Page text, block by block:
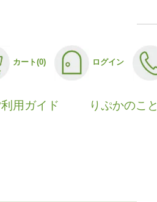
カート(0) ログイン
用ガイド りぷかのこと